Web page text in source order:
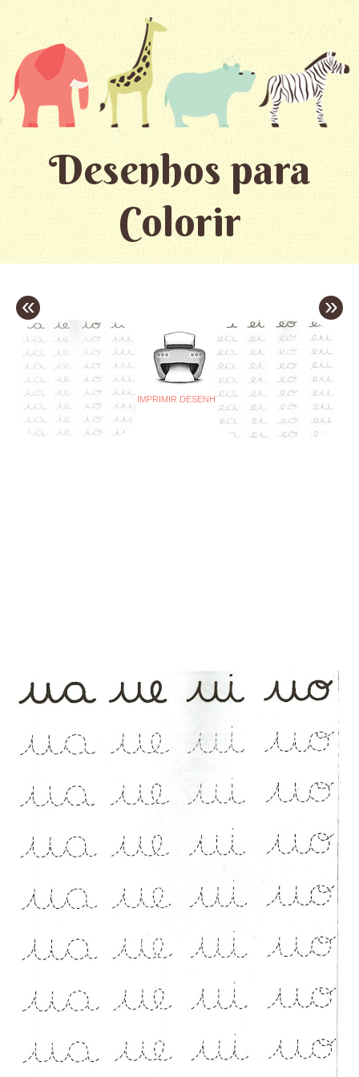
Desenhos para
Colorir
«
IMPRIMIR DESENHO
»